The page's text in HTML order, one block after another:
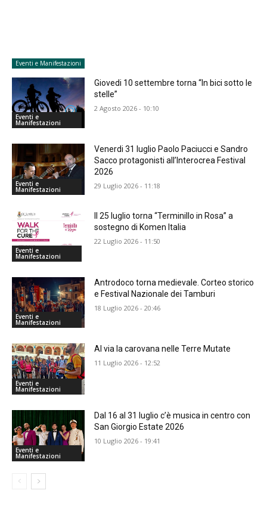
Eventi e Manifestazioni
Eventi e
Manifestazioni
Giovedi 10 settembre torna “In bici sotto le
stelle”
2 Agosto 2026 - 10:10
Eventi e
Manifestazioni
Venerdi 31 luglio Paolo Paciucci e Sandro
Sacco protagonisti all’Interocrea Festival
2026
29 Luglio 2026 - 11:18
Eventi e
Manifestazioni
Il 25 luglio torna “Terminillo in Rosa” a
sostegno di Komen Italia
22 Luglio 2026 - 11:50
Eventi e
Manifestazioni
Antrodoco torna medievale. Corteo storico
e Festival Nazionale dei Tamburi
18 Luglio 2026 - 20:46
Eventi e
Manifestazioni
Al via la carovana nelle Terre Mutate
11 Luglio 2026 - 12:52
Eventi e
Manifestazioni
Dal 16 al 31 luglio c’è musica in centro con
San Giorgio Estate 2026
10 Luglio 2026 - 19:41